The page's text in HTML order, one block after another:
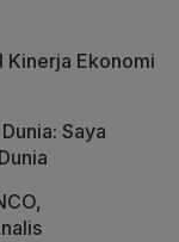
Kinerja Ekonomi
Saya